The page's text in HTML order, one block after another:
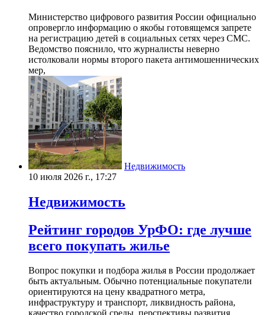
Министерство цифрового развития России официально
опровергло информацию о якобы готовящемся запрете
на регистрацию детей в социальных сетях через СМС.
Ведомство пояснило, что журналисты неверно
истолковали нормы второго пакета антимошеннических
мер,
Недвижимость
10 июля 2026 г., 17:27
Недвижимость
Рейтинг городов УрФО: где лучше
всего покупать жилье
Вопрос покупки и подбора жилья в России продолжает
быть актуальным. Обычно потенциальные покупатели
ориентируются на цену квадратного метра,
инфраструктуру и транспорт, ликвидность района,